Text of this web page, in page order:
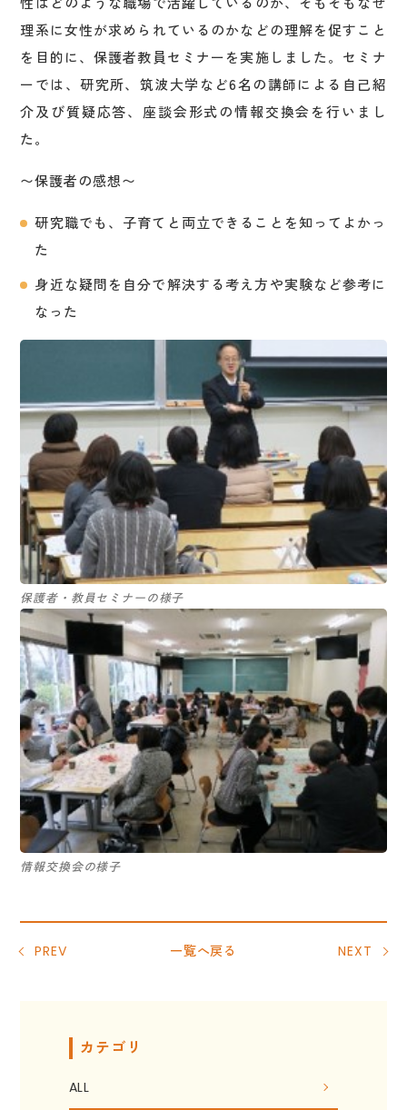
理系に女性が求められているのかなどの理解を促すこと
を目的に、保護者教員セミナーを実施しました。セミナ
ーでは、研究所、筑波大学など6名の講師による自己紹
介及び質疑応答、座談会形式の情報交換会を行いまし
た。
〜保護者の感想〜
研究職でも、子育てと両立できることを知ってよかっ
た
身近な疑問を自分で解決する考え方や実験など参考に
なった
保護者・教員セミナーの様子
情報交換会の様子
PREV 一覧へ戻る NEXT
カテゴリ
ALL